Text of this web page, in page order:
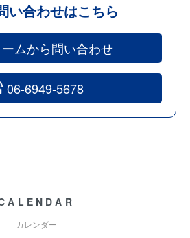
い合わせはこちら
ムから問い合わせ
06-6949-5678
カレンダー